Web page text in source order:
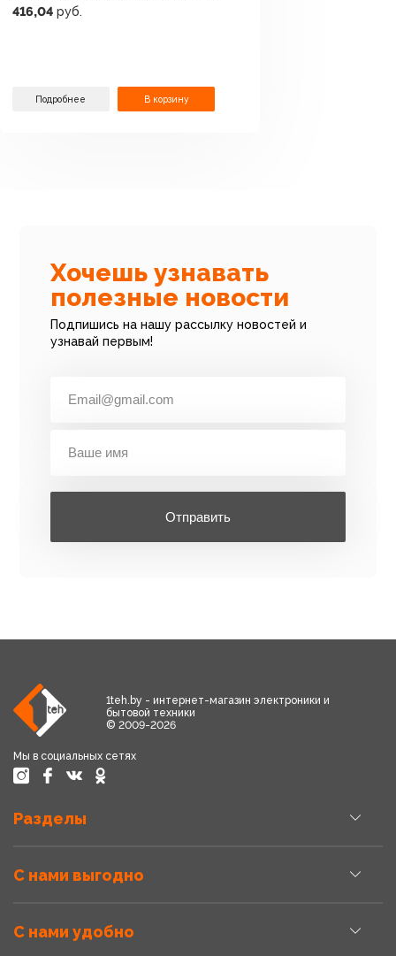
416,04 руб.
Подробнее В корзину
Хочешь узнавать
полезные новости
Подпишись на нашу рассылку новостей и
узнавай первым!
Отправить
1teh.by - интернет-магазин электроники и
бытовой техники
© 2009-2026
Мы в социальных сетях
Разделы
С нами выгодно
С нами удобно